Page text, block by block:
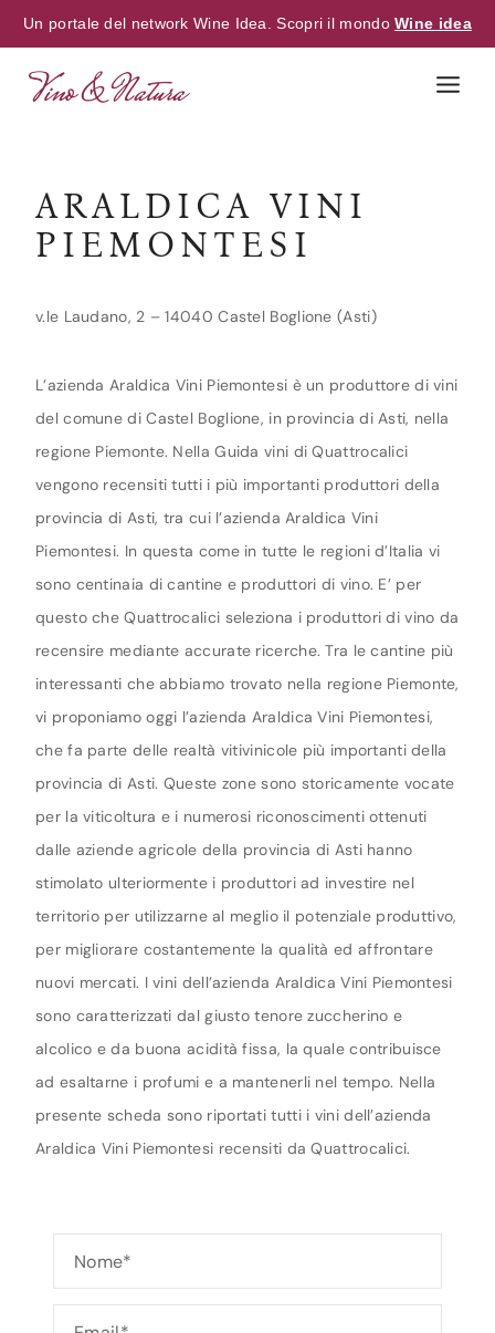
Un portale del network Wine Idea. Scopri il mondoWine idea
ARALDICA VINI
PIEMONTESI
v.le Laudano, 2 – 14040 Castel Boglione (Asti)
L’azienda Araldica Vini Piemontesi è un produttore di vini
del comune di Castel Boglione, in provincia di Asti, nella
regione Piemonte. Nella Guida vini di Quattrocalici
vengono recensiti tutti i più importanti produttori della
provincia di Asti, tra cui l’azienda Araldica Vini
Piemontesi. In questa come in tutte le regioni d’Italia vi
sono centinaia di cantine e produttori di vino. E’ per
questo che Quattrocalici seleziona i produttori di vino da
recensire mediante accurate ricerche. Tra le cantine più
interessanti che abbiamo trovato nella regione Piemonte,
vi proponiamo oggi l’azienda Araldica Vini Piemontesi,
che fa parte delle realtà vitivinicole più importanti della
provincia di Asti. Queste zone sono storicamente vocate
per la viticoltura e i numerosi riconoscimenti ottenuti
dalle aziende agricole della provincia di Asti hanno
stimolato ulteriormente i produttori ad investire nel
territorio per utilizzarne al meglio il potenziale produttivo,
per migliorare costantemente la qualità ed affrontare
nuovi mercati. I vini dell’azienda Araldica Vini Piemontesi
sono caratterizzati dal giusto tenore zuccherino e
alcolico e da buona acidità fissa, la quale contribuisce
ad esaltarne i profumi e a mantenerli nel tempo. Nella
presente scheda sono riportati tutti i vini dell’azienda
Araldica Vini Piemontesi recensiti da Quattrocalici.